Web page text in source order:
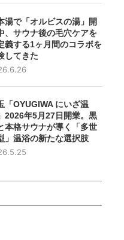
湯で「オルビスの湯」開
、サウナ後の毛穴ケアを
義する1ヶ月間のコラボを
してきた
「OYUGIWA にいざ温
2026年5月27日開業。黒
本格サウナが導く「多世
」温浴の新たな選択肢